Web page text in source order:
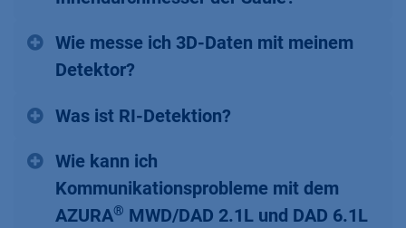
Wie messe ich 3D-Daten mit meinem
Detektor?
Was ist RI-Detektion?
Wie kann ich
Kommunikationsprobleme mit dem
AZURA® MWD/DAD 2.1L und DAD 6.1L